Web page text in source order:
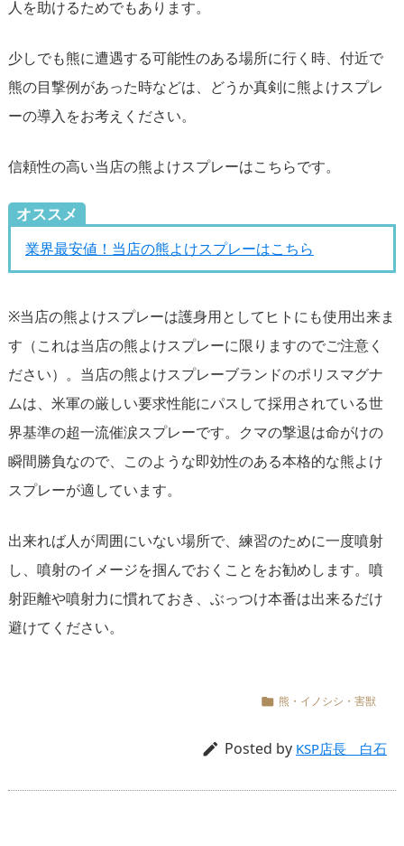
人を助けるためでもあります。
少しでも熊に遭遇する可能性のある場所に行く時、付近で
熊の目撃例があった時などは、どうか真剣に熊よけスプレ
ーの導入をお考えください。
信頼性の高い当店の熊よけスプレーはこちらです。
オススメ
業界最安値！当店の熊よけスプレーはこちら
※当店の熊よけスプレーは護身用としてヒトにも使用出来ま
す（これは当店の熊よけスプレーに限りますのでご注意く
ださい）。当店の熊よけスプレーブランドのポリスマグナ
ムは、米軍の厳しい要求性能にパスして採用されている世
界基準の超一流催涙スプレーです。クマの撃退は命がけの
瞬間勝負なので、このような即効性のある本格的な熊よけ
スプレーが適しています。
出来れば人が周囲にいない場所で、練習のために一度噴射
し、噴射のイメージを掴んでおくことをお勧めします。噴
射距離や噴射力に慣れておき、ぶっつけ本番は出来るだけ
避けてください。
 熊・イノシシ・害獣
 Posted by KSP店長 白石